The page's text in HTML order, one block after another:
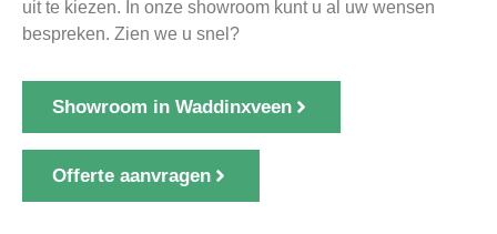
uit te kiezen. In onze showroom kunt u al uw wensen
bespreken. Zien we u snel?
Showroom in Waddinxveen
Offerte aanvragen